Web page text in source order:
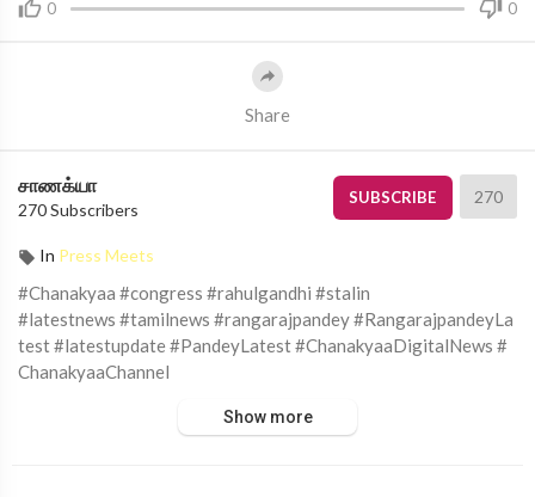
0 0
Share
சாணக்யா
270 Subscribers
SUBSCRIBE 270
In Press Meets
#Chanakyaa #congress #rahulgandhi #stalin
#latestnews #tamilnews #rangarajpandey #RangarajpandeyLa
test #latestupdate #PandeyLatest #ChanakyaaDigitalNews #
ChanakyaaChannel
Show more